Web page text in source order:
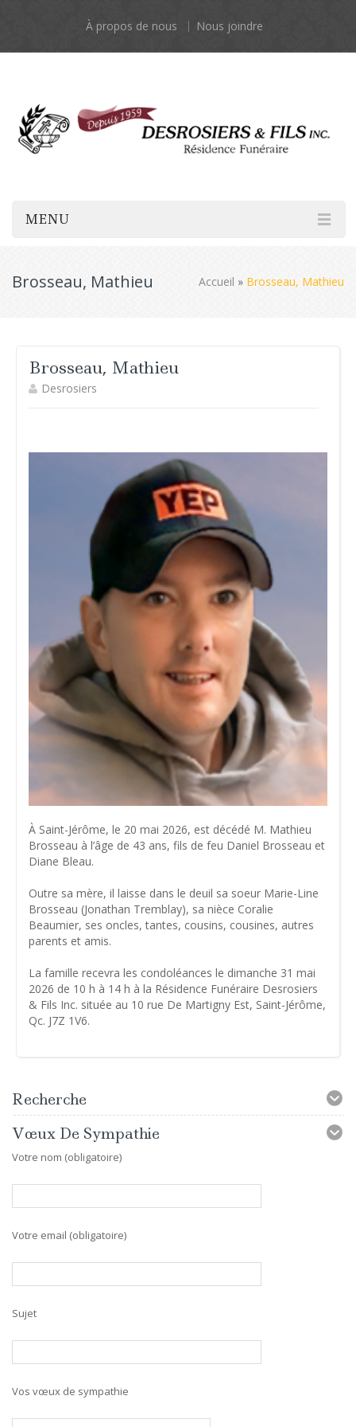
À propos de nous Nous joindre
MENU
Brosseau, Mathieu Accueil » Brosseau, Mathieu
Brosseau, Mathieu
Desrosiers
À Saint-Jérôme, le 20 mai 2026, est décédé M. Mathieu
Brosseau à l’âge de 43 ans, fils de feu Daniel Brosseau et
Diane Bleau.
Outre sa mère, il laisse dans le deuil sa soeur Marie-Line
Brosseau (Jonathan Tremblay), sa nièce Coralie
Beaumier, ses oncles, tantes, cousins, cousines, autres
parents et amis.
La famille recevra les condoléances le dimanche 31 mai
2026 de 10 h à 14 h à la Résidence Funéraire Desrosiers
& Fils Inc. située au 10 rue De Martigny Est, Saint-Jérôme,
Qc. J7Z 1V6.
Recherche
Vœux De Sympathie
Votre nom (obligatoire)
Votre email (obligatoire)
Sujet
Vos vœux de sympathie